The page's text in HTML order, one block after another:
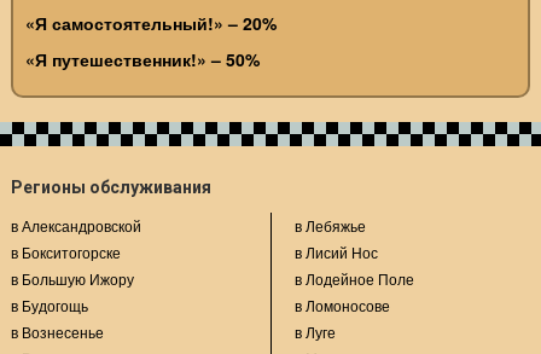
«Я самостоятельный!» – 20%
«Я путешественник!» – 50%
Регионы обслуживания
в Александровской
в Бокситогорске
в Большую Ижору
в Будогощь
в Вознесенье
в Лебяжье
в Лисий Нос
в Лодейное Поле
в Ломоносове
в Луге